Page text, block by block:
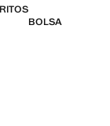
BOLSA